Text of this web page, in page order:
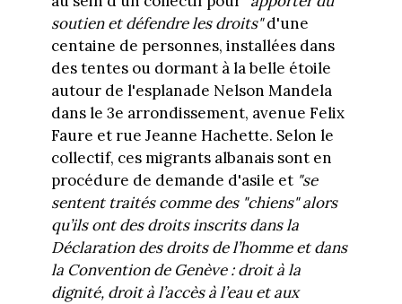
soutien et défendre les droits"d'une
centaine de personnes, installées dans
des tentes ou dormant à la belle étoile
autour de l'esplanade Nelson Mandela
dans le 3e arrondissement, avenue Felix
Faure et rue Jeanne Hachette. Selon le
collectif, ces migrants albanais sont en
procédure de demande d'asile et"se
sentent traités comme des "chiens" alors
qu’ils ont des droits inscrits dans la
Déclaration des droits de l’homme et dans
la Convention de Genève : droit à la
dignité, droit à l’accès à l’eau et aux